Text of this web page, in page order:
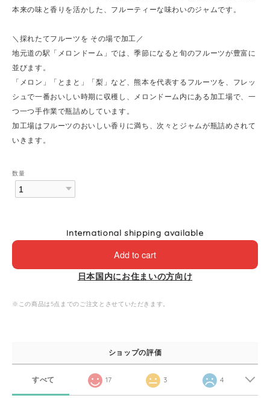
本来の味と香りを活かした、フルーティーな味わいのジャムです。
＼採れたてフルーツを その場で加工／
地元道の駅「メロンドーム」では、季節になると旬のフルーツが豊富に
並びます。
「メロン」「とまと」「梨」など、熊本を代表するフルーツを、フレッ
シュで一番おいしい時期に収穫し、メロンドーム内にある加工場で、一
つ一つ手作業で瓶詰めしています。
加工場はフルーツのおいしい香りに満ち、次々とジャムが瓶詰めされて
いきます。
数量
International shipping available
Add to cart
日本国内にお住まいの方向け
※この商品は5点までのご注文とさせていただきます。
ショップの評価
すべて 17 3 4